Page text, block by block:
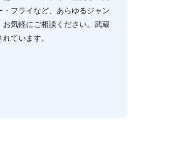
フライなど、あらゆるジャン
気軽にご相談ください。武蔵
ています。